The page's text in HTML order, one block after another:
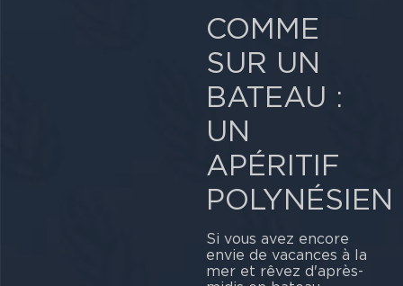
COMME
SUR UN
BATEAU :
UN
APÉRITIF
POLYNÉSIEN
Si vous avez encore
envie de vacances à la
mer et rêvez d'après-